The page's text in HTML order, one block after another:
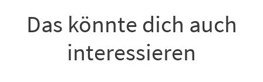
Das könnte dich auch
interessieren